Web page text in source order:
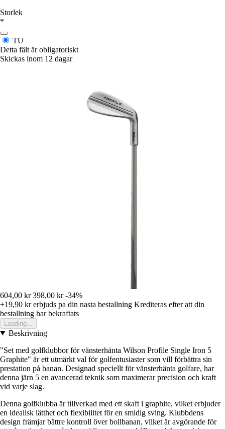
Storlek
*
TU
Detta fält är obligatoriskt
Skickas inom 12 dagar
604,00 kr 398,00 kr -34%
+19,90 krerbjuds pa din nasta bestallning Krediteras efter att din
bestallning har bekraftats
Loading...
Beskrivning
"Set med golfklubbor för vänsterhänta Wilson Profile Single Iron 5
Graphite" är ett utmärkt val för golfentusiaster som vill förbättra sin
prestation på banan. Designad speciellt för vänsterhänta golfare, har
denna järn 5 en avancerad teknik som maximerar precision och kraft
vid varje slag.
Denna golfklubba är tillverkad med ett skaft i graphite, vilket erbjuder
en idealisk lätthet och flexibilitet för en smidig sving. Klubbdens
design främjar bättre kontroll över bollbanan, vilket är avgörande för